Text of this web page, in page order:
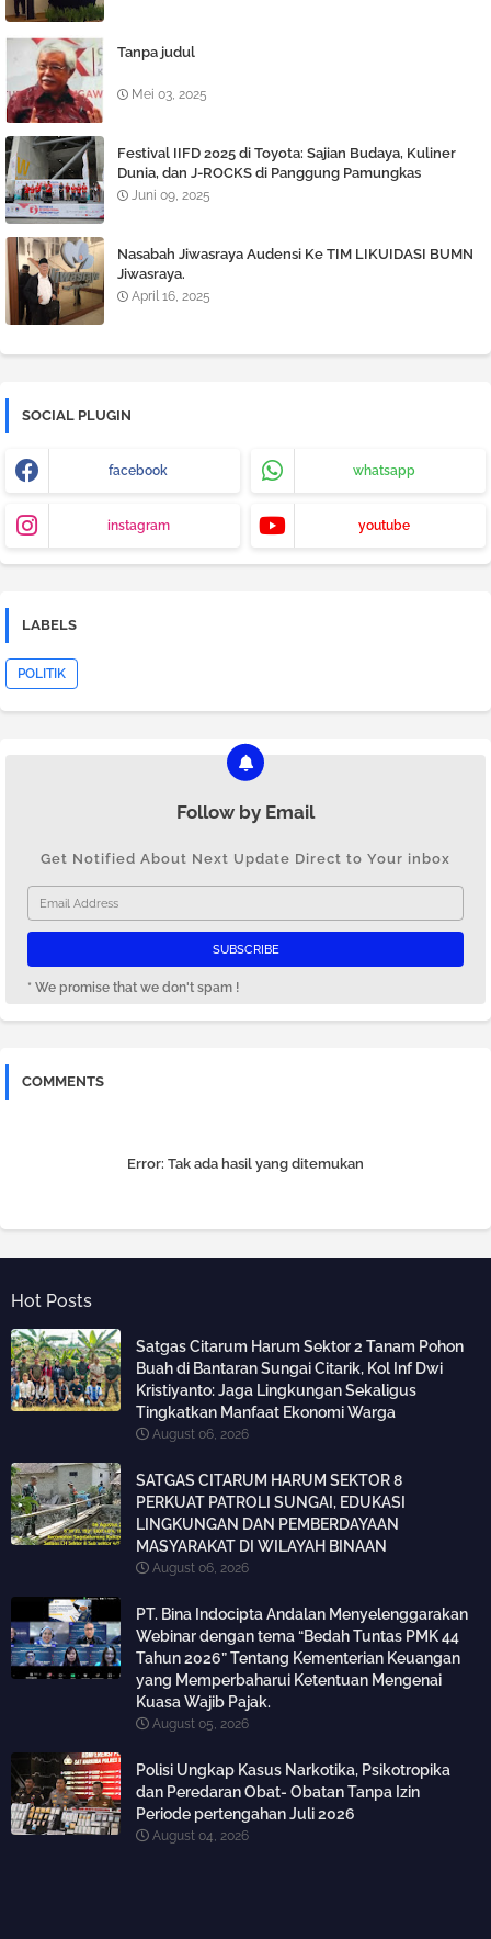
Tanpa judul
Mei 03, 2025
Festival IIFD 2025 di Toyota: Sajian Budaya, Kuliner
Dunia, dan J-ROCKS di Panggung Pamungkas
Juni 09, 2025
Nasabah Jiwasraya Audensi Ke TIM LIKUIDASI BUMN
Jiwasraya.
April 16, 2025
SOCIAL PLUGIN
facebook whatsapp
instagram youtube
LABELS
POLITIK
Follow by Email
Get Notified About Next Update Direct to Your inbox
* We promise that we don't spam !
COMMENTS
Error: Tak ada hasil yang ditemukan
Hot Posts
Satgas Citarum Harum Sektor 2 Tanam Pohon
Buah di Bantaran Sungai Citarik, Kol Inf Dwi
Kristiyanto: Jaga Lingkungan Sekaligus
Tingkatkan Manfaat Ekonomi Warga
August 06, 2026
SATGAS CITARUM HARUM SEKTOR 8
PERKUAT PATROLI SUNGAI, EDUKASI
LINGKUNGAN DAN PEMBERDAYAAN
MASYARAKAT DI WILAYAH BINAAN
August 06, 2026
PT. Bina Indocipta Andalan Menyelenggarakan
Webinar dengan tema “Bedah Tuntas PMK 44
Tahun 2026” Tentang Kementerian Keuangan
yang Memperbaharui Ketentuan Mengenai
Kuasa Wajib Pajak.
August 05, 2026
Polisi Ungkap Kasus Narkotika, Psikotropika
dan Peredaran Obat- Obatan Tanpa Izin
Periode pertengahan Juli 2026
August 04, 2026